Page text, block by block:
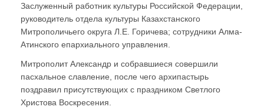
Заслуженный работник культуры Российской Федерации,
руководитель отдела культуры Казахстанского
Митрополичьего округа Л.Е. Горичева; сотрудники Алма-
Атинского епархиального управления.
Митрополит Александр и собравшиеся совершили
пасхальное славление, после чего архипастырь
поздравил присутствующих с праздником Светлого
Христова Воскресения.